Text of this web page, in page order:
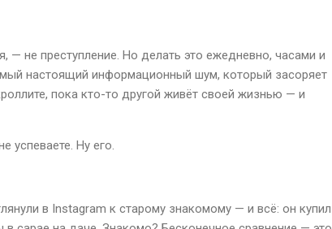
— не преступление. Но делать это ежедневно, часами и
настоящий информационный шум, который засоряет
пока кто-то другой живёт своей жизнью — и
успеваете. Ну его.
в Instagram к старому знакомому — и всё: он купил